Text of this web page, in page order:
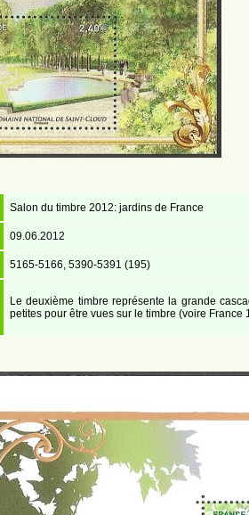
Salon du timbre 2012: jardins de France
09.06.2012
5165-5166, 5390-5391 (195)
Le deuxième timbre représente la grande
petites pour être vues sur le timbre (voire France